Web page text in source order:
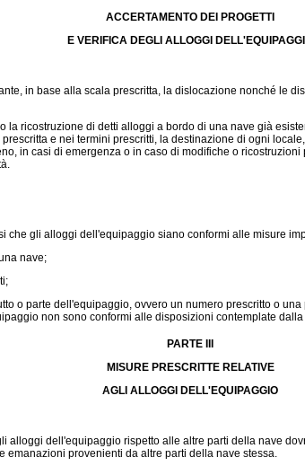
ACCERTAMENTO DEI PROGETTI
E VERIFICA DEGLI ALLOGGI
in base alla scala prescritta, la dislocazione nonché le
ricostruzione di detti alloggi a bordo di una nave già
e nei termini prescritti, la destinazione di ogni
in casi di emergenza o in caso di modifiche o
gli alloggi dell'equipaggio siano conformi alle misure
nave;
o parte dell'equipaggio, ovvero un numero prescritto o
non sono conformi alle disposizioni contemplate
PARTE III
MISURE PRESCRITTE RELATIVE
AGLI ALLOGGI DELL'EQUIPAGGIO
dell'equipaggio rispetto alle altre parti della nave
emanazioni provenienti da altre parti della nave stessa.